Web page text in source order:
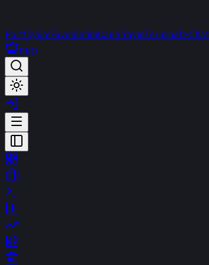
PortföyümFavorilerimCanlı YayınTerminalt-Chat
PRO